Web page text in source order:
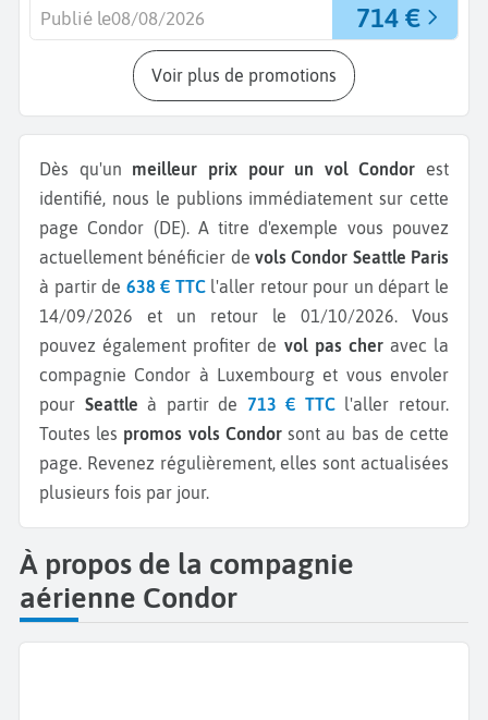
714 €
Publié le08/08/2026
Voir plus de promotions
Dès qu'un meilleur prix pour un vol Condor est
identifié, nous le publions immédiatement sur cette
page Condor (DE). A titre d'exemple vous pouvez
actuellement bénéficier de vols Condor Seattle Paris
à partir de 638 € TTC l'aller retour pour un départ le
14/09/2026 et un retour le 01/10/2026. Vous
pouvez également profiter de vol pas cheravec la
compagnie Condor à Luxembourg et vous envoler
pour Seattle à partir de 713 € TTCl'aller retour.
Toutes les promos vols Condorsont au bas de cette
page. Revenez régulièrement, elles sont actualisées
plusieurs fois par jour.
À propos de la compagnie
aérienne Condor